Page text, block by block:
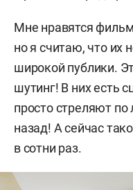
Мне нравятся
но я считаю, что их
широкой публики.
шутинг! В них есть
просто стреляют
назад! А сейчас
в сотни раз.